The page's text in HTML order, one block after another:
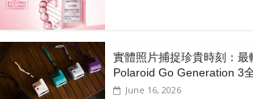
實體照片捕捉珍貴時刻：最
Polaroid Go Generation 3
June 16, 2026